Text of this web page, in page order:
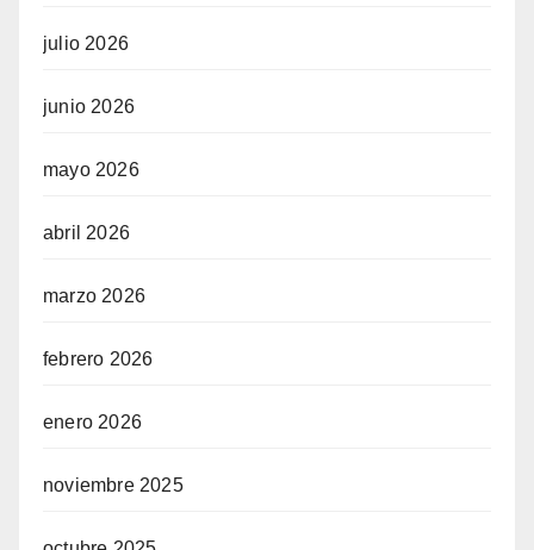
julio 2026
junio 2026
mayo 2026
abril 2026
marzo 2026
febrero 2026
enero 2026
noviembre 2025